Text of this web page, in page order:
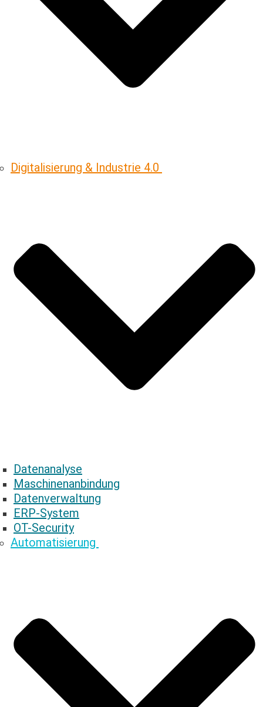
Digitalisierung & ­Industrie 4.0
Datenanalyse
Maschinenanbindung
Datenverwaltung
ERP-System
OT-Security
Automatisierung